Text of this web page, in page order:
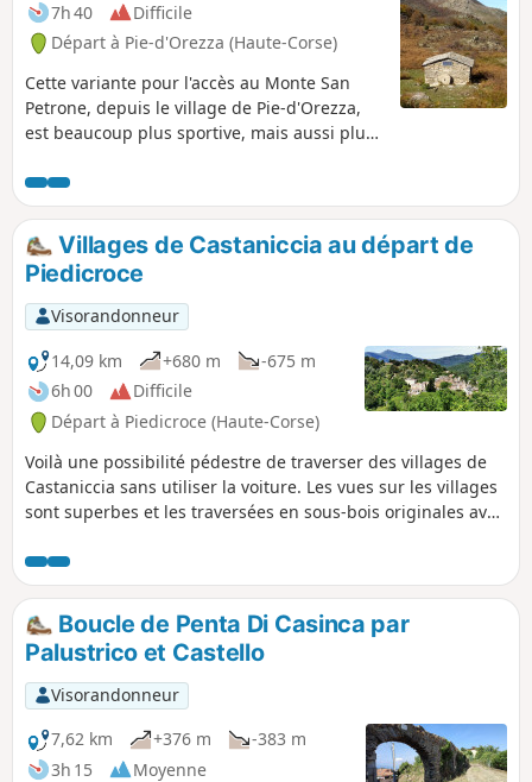
des pauses rafraichissantes l'été, tout
en restant praticables l'hiver.
7h 40
Difficile
Départ à Pie-d'Orezza (Haute-Corse)
Cette variante pour l'accès au Monte San
Petrone, depuis le village de Pie-d'Orezza,
est beaucoup plus sportive, mais aussi plus
Prato. Le San Petrone, avec ses 1767 m
d'altitude, est le plus haut sommet de la
Castaniccia. La cime offre un panorama
remarquable à 360°. Vous aurez une vue sur
le Cap Corse jusqu'à la côte Est, sur
l'ensemble de la Castaniccia et sur la chaîne
montagneuse des plus hauts sommets de
l’île. Cette randonnée peut être classée
comme très difficile pour les randonneurs
non habitués à des distances et dénivelés
assez conséquents. Vous avez la possibilité
de la raccourcir en évitant de faire l'aller-
retour au sommet du San Petrone depuis le
Col de Bocca di San Pietro. Néanmoins, cela
avec des paysages variés et des vues
dégagées.
Villages de Castaniccia au départ de
Piedicroce
Visorandonneur
14,09 km
+680 m
-675 m
6h 00
Difficile
Départ à Piedicroce (Haute-Corse)
Voilà une possibilité pédestre de traverser des villages de
Castaniccia sans utiliser la voiture. Les vues sur les villages
sont superbes et les traversées en sous-bois originales avec
se fera tantôt sur route goudronnée, tantôt sur sentier.
Boucle de Penta Di Casinca par
Palustrico et Castello
Visorandonneur
7,62 km
+376 m
-383 m
3h 15
Moyenne